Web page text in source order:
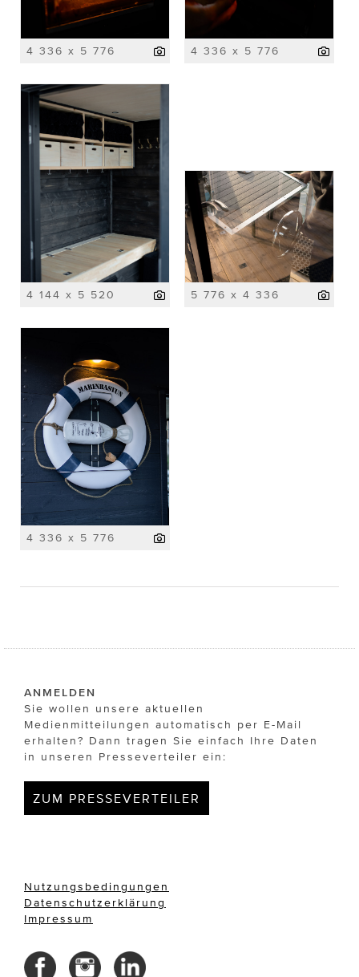
4 336 x 5 776 4 336 x 5 776
4 144 x 5 520 5 776 x 4 336
4 336 x 5 776
ANMELDEN
Sie wollen unsere aktuellen
Medienmitteilungen automatisch per E-Mail
erhalten? Dann tragen Sie einfach Ihre Daten
in unseren Presseverteiler ein:
ZUM PRESSEVERTEILER
Nutzungsbedingungen
Datenschutzerklärung
Impressum